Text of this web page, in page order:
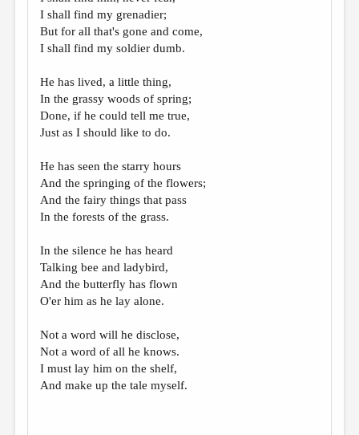
I shall find my grenadier;
But for all that's gone and come,
I shall find my soldier dumb.
He has lived, a little thing,
In the grassy woods of spring;
Done, if he could tell me true,
Just as I should like to do.
He has seen the starry hours
And the springing of the flowers;
And the fairy things that pass
In the forests of the grass.
In the silence he has heard
Talking bee and ladybird,
And the butterfly has flown
O'er him as he lay alone.
Not a word will he disclose,
Not a word of all he knows.
I must lay him on the shelf,
And make up the tale myself.